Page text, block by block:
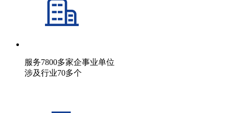
服务7800多家企事业单位
涉及行业70多个